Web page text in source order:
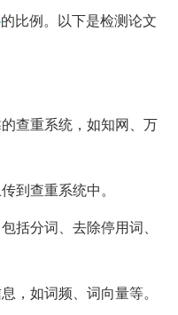
的比例。以下是检测论文
查重系统，如知网、万
到查重系统中。
括分词、去除停用词、
，如词频、词向量等。